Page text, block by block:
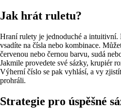
Jak hrát ruletu?
Hraní rulety je jednoduché a intuitivní.
vsadíte na čísla nebo kombinace.
červenou nebo černou barvu, sudá
Jakmile provedete své sázky, krupiér
Výherní číslo se pak vyhlásí, a vy
prohráli.
Strategie pro úspěšné